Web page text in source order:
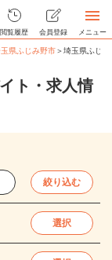
閲覧履歴 会員登録 メニュー
県ふじみ野市＞埼玉県ふじ
ト・求人情
絞り込む
選択